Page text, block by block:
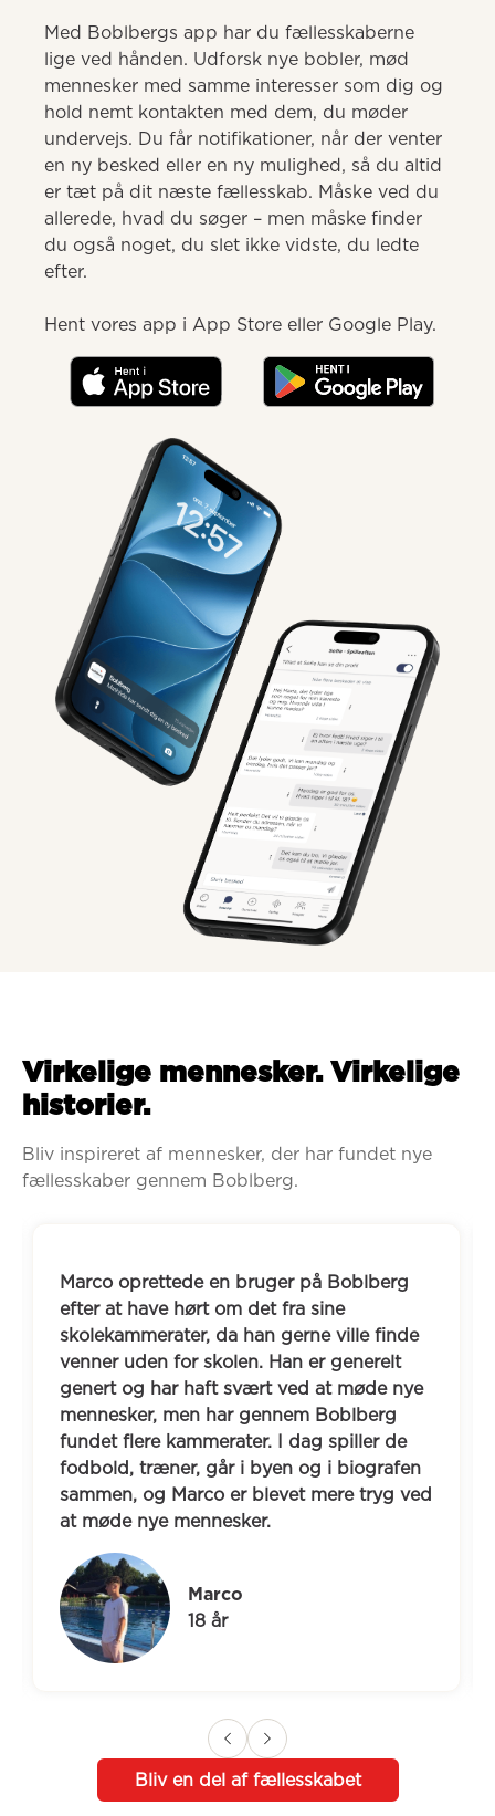
Med Boblbergs app har du fællesskaberne
lige ved hånden. Udforsk nye bobler, mød
mennesker med samme interesser som dig og
hold nemt kontakten med dem, du møder
undervejs. Du får notifikationer, når der venter
en ny besked eller en ny mulighed, så du altid
er tæt på dit næste fællesskab. Måske ved du
allerede, hvad du søger – men måske finder
du også noget, du slet ikke vidste, du ledte
efter.
Hent vores app i App Store eller Google Play.
Virkelige mennesker. Virkelige
historier.
Bliv inspireret af mennesker, der har fundet nye
fællesskaber gennem Boblberg.
Marco oprettede en bruger på Boblberg
efter at have hørt om det fra sine
skolekammerater, da han gerne ville finde
venner uden for skolen. Han er generelt
genert og har haft svært ved at møde nye
mennesker, men har gennem Boblberg
fundet flere kammerater. I dag spiller de
fodbold, træner, går i byen og i biografen
sammen, og Marco er blevet mere tryg ved
at møde nye mennesker.
Marco
18 år
Bliv en del af fællesskabet